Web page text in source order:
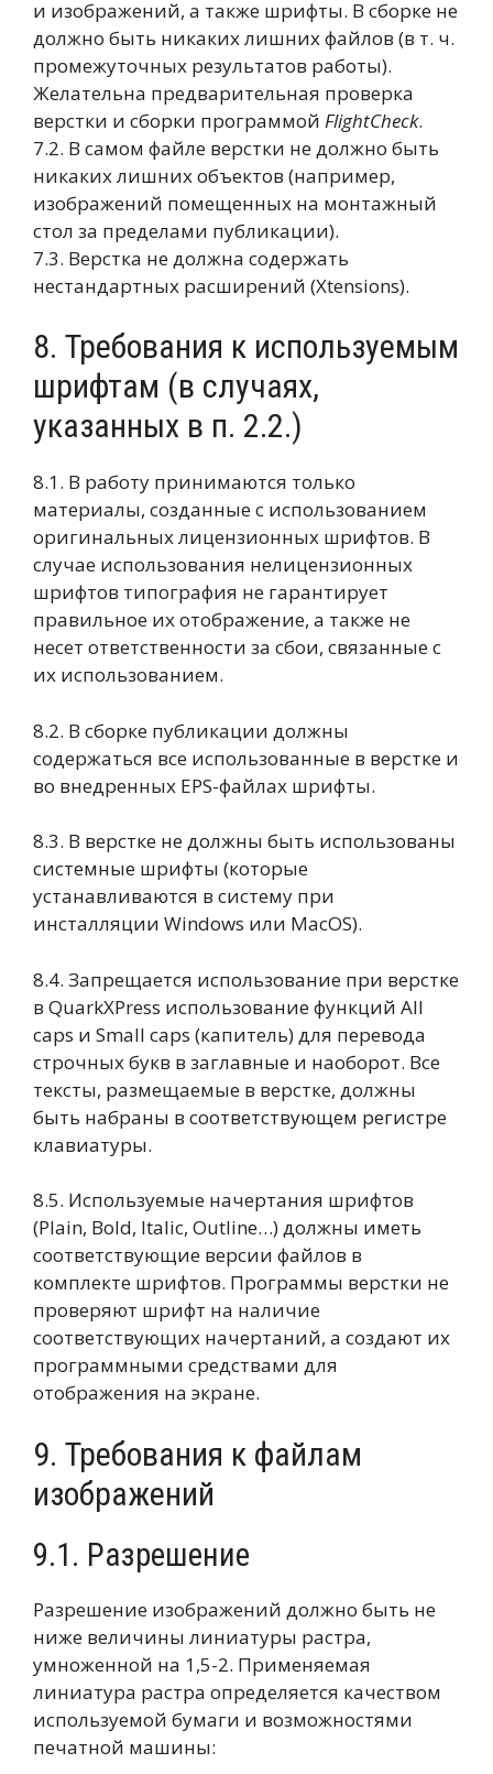
и изображений, а также шрифты. В сборке не
должно быть никаких лишних файлов (в т. ч.
промежуточных результатов работы).
Желательна предварительная проверка
верстки и сборки программой FlightCheck.
7.2. В самом файле верстки не должно быть
никаких лишних объектов (например,
изображений помещенных на монтажный
стол за пределами публикации).
7.3. Верстка не должна содержать
нестандартных расширений (Xtensions).
8. Требования к используемым
шрифтам (в случаях,
указанных в п. 2.2.)
8.1. В работу принимаются только
материалы, созданные с использованием
оригинальных лицензионных шрифтов. В
случае использования нелицензионных
шрифтов типография не гарантирует
правильное их отображение, а также не
несет ответственности за сбои, связанные с
их использованием.
8.2. В сборке публикации должны
содержаться все использованные в верстке и
во внедренных EPS-файлах шрифты.
8.3. В верстке не должны быть использованы
системные шрифты (которые
устанавливаются в систему при
инсталляции Windows или MacOS).
8.4. Запрещается использование при верстке
в QuarkXPress использование функций All
caps и Small caps (капитель) для перевода
строчных букв в заглавные и наоборот. Все
тексты, размещаемые в верстке, должны
быть набраны в соответствующем регистре
клавиатуры.
8.5. Используемые начертания шрифтов
(Plain, Bold, Italic, Outline…) должны иметь
соответствующие версии файлов в
комплекте шрифтов. Программы верстки не
проверяют шрифт на наличие
соответствующих начертаний, а создают их
программными средствами для
отображения на экране.
9. Требования к файлам
изображений
9.1. Разрешение
Разрешение изображений должно быть не
ниже величины линиатуры растра,
умноженной на 1,5-2. Применяемая
линиатура растра определяется качеством
используемой бумаги и возможностями
печатной машины: